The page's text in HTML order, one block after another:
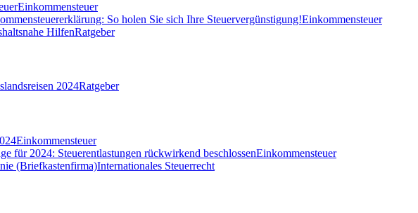
Einkommensteuer
So holen Sie sich Ihre Steuervergünstigung!Einkommensteuer
HilfenRatgeber
2024Ratgeber
Einkommensteuer
für 2024: Steuerentlastungen rückwirkend beschlossenEinkommensteuer
(Briefkastenfirma)Internationales Steuerrecht